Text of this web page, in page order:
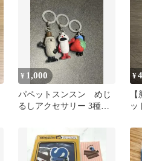
¥ 1,000
パペットスンスン めじ
るしアクセサリー 3種セ
¥
ッ